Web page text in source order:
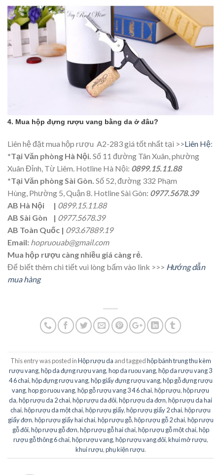
4. Mua hộp đựng rượu vang bằng da ở đâu?
Liên hệ đặt mua hộp rượu A2-283 giá tốt nhất tại >>Liên Hệ:
*Tại Văn phòng Hà Nội. Số 11 đường Tân Xuân, phường
Xuân Đỉnh, Từ Liêm. Hotline Hà Nội: 0899.15.11.88
*Tại Văn phòng Sài Gòn. Số 52, đường 332 Phạm
Hùng, Phường 5, Quận 8. Hotline Sài Gòn: 0977.5678.39
AB Hà Nội | 0899.15.11.88
AB Sài Gòn
| 0977.5678.39
AB Toàn Quốc | 093.67889.19
Email: hopruouab@gmail.com
Mua hộp rượu càng nhiều giá càng rẻ.
Để biết thêm chi tiết vui lòng bấm vào link >>> Hướng dẫn
mua hàng
This entry was posted inHộp rượu da and taggedhộp bánh trung thu kèm
rượu vang,hộp da đựng rượu vang,hop da ruou vang,hộp da rượu vang 3
4 6 chai,hộp đựng rượu vang,hộp giấy đựng rượu vang,hộp gỗ đựng rượu
vang,hop go ruou vang,hộp gỗ rượu vang 3 4 6 chai,hộp rượu,hộp rượu
da,hộp rượu da 2 chai,hộp rượu da đôi,hộp rượu da đơn,hộp rượu da hai
chai,hộp rượu da một chai,hộp rượu giấy,hộp rượu giấy 2 chai,hộp rượu
giấy đơn,hộp rượu giấy hai chai,hộp rượu gỗ,hộp rượu gỗ 2 chai,hộp rượu
gỗ đôi,hộp rượu gỗ đơn,hộp rượu gỗ hai chai,hộp rượu gỗ một chai,hộp
rượu gỗ thông 6 chai,hộp rượu vang,hộp rượu vang đôi,khui mở rượu,
khui rượu,phụ kiện rượu.